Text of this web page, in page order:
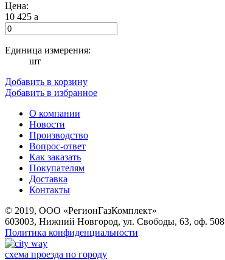
Цена:
10 425 a
Единица измерения:
шт
Добавить в корзину
Добавить в избранное
О компании
Новости
Производство
Вопрос-ответ
Как заказать
Покупателям
Доставка
Контакты
© 2019, ООО «РегионГазКомплект»
603003, Нижний Новгород, ул. Свободы, 63, оф. 508
Политика конфиденциальности
схема проезда по городу